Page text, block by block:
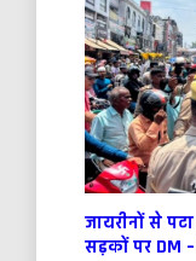
जायरीनों से
सड़कों पर DM